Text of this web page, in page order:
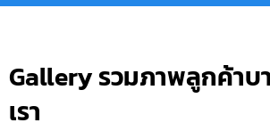
Gallery รวมภาพลูกค้าบ
เรา